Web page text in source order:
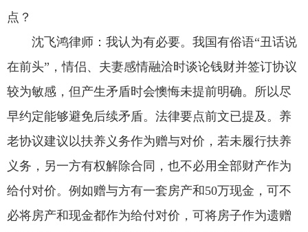
点？
沈飞鸿律师： 我认为有必要。我国有俗语“丑话说
在前头”，情侣、夫妻感情融洽时谈论钱财并签订协议
较为敏感，但产生矛盾时会懊悔未提前明确。所以尽
早约定能够避免后续矛盾。法律要点前文已提及。养
老协议建议以扶养义务作为赠与对价，若未履行扶养
义务，另一方有权解除合同，也不必用全部财产作为
给付对价。例如赠与方有一套房产和50万现金，可不
必将房产和现金都作为给付对价，可将房子作为遗赠